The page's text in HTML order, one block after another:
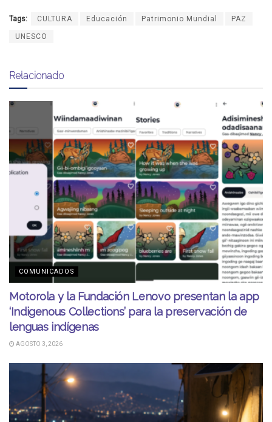
Tags: CULTURA Educación Patrimonio Mundial PAZ
UNESCO
Relacionado
COMUNICADOS
Motorola y la Fundación Lenovo presentan la app
‘Indigenous Collections’ para la preservación de
lenguas indígenas
AGOSTO 3, 2026